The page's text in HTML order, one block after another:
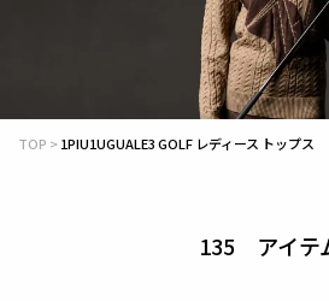
TOP 1PIU1UGUALE3 GOLF レディース トップス
135